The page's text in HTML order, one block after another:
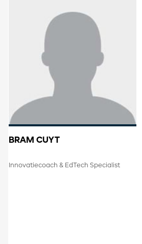
BRAM CUYT
​Innovatiecoach & EdTech Specialist​